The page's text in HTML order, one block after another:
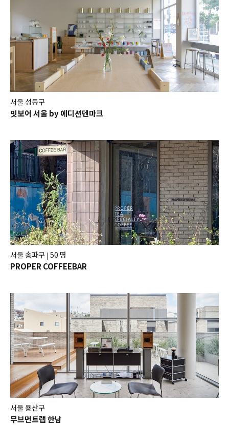
서울 성동구
밋보어 서울 by 에디션덴마크
서울 송파구 | 50 명
PROPER COFFEEBAR
서울 용산구
무브먼트랩 한남